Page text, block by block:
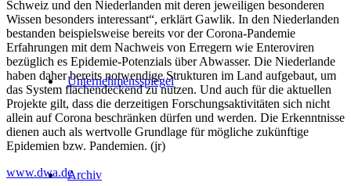
Unternehmensspiegel
Archiv
Schweiz und den Niederlanden mit deren jeweiligen besonderen
Wissen besonders interessant“, erklärt Gawlik. In den Niederlanden
bestanden beispielsweise bereits vor der Corona-Pandemie
Erfahrungen mit dem Nachweis von Erregern wie Enteroviren
bezüglich es Epidemie-Potenzials über Abwasser. Die Niederlande
haben daher bereits notwendige Strukturen im Land aufgebaut, um
das System flächendeckend zu nutzen. Und auch für die aktuellen
Projekte gilt, dass die derzeitigen Forschungsaktivitäten sich nicht
allein auf Corona beschränken dürfen und werden. Die Erkenntnisse
dienen auch als wertvolle Grundlage für mögliche zukünftige
Epidemien bzw. Pandemien. (jr)
www.dwa.de